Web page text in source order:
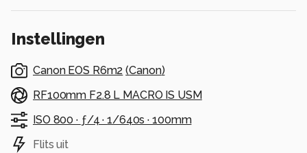
Instellingen
Canon EOS R6m2 (Canon)
RF100mm F2.8 L MACRO IS USM
ISO 800 · ƒ/4 ·1/640s ·100mm
Flits uit